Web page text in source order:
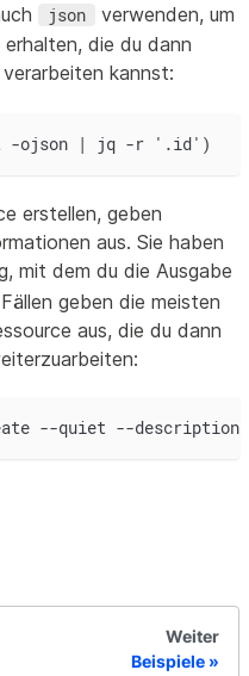
json
verwenden, um
die du dann
verarbeiten kannst:
get -ojson | jq -r '.id')
erstellen, geben
aus. Sie haben
mit dem du die Ausgabe
geben die meisten
aus, die du dann
create --quiet --
Weiter
Beispiele